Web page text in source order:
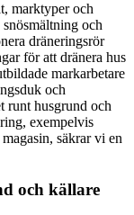
marktyper och
och
dräneringsrör
för att dränera hus
markarbetare
och
runt husgrund och
exempelvis
säkrar vi en
och källare